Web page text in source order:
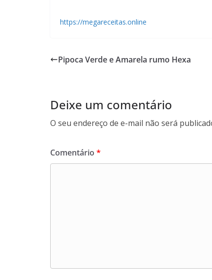
https://megareceitas.online
Pipoca Verde e Amarela rumo Hexa
Deixe um comentário
O seu endereço de e-mail não será
Comentário *